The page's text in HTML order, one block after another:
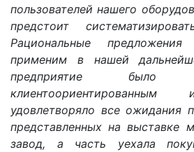
пользователей нашего
предстоит
Рациональные
применим в нашей
предприятие
удовлетворяло все ожидания
представленных на выставке
завод, а часть уехала